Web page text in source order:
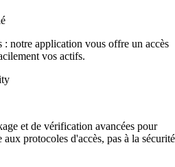
: notre application vous offre un accès
vos actifs.
et de vérification avancées pour
protocoles d'accès, pas à la sécurité